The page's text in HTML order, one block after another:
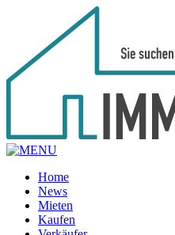
Home
News
Mieten
Kaufen